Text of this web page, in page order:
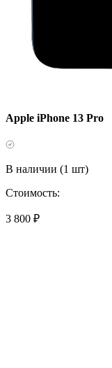
Apple iPhone 13 Pro
В наличии (1 шт)
Стоимость:
3 800 ₽